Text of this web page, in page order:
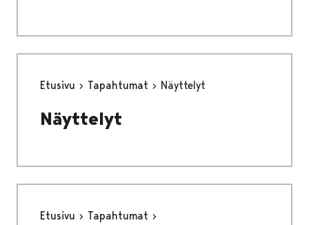
Etusivu Tapahtumat Näyttelyt
Näyttelyt
Etusivu
Tapahtumat